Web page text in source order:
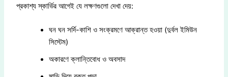
প্রকাশ্য স্কার্ভির আগেই যে লক্ষণগুলো দেখা দেয়:
ঘন ঘন সর্দি-কাশি ও সংক্রমণে আক্রান্ত হওয়া (দুর্বল ইমিউন
সিস্টেম)
অকারণে ক্লান্তিবোধ ও অবসাদ